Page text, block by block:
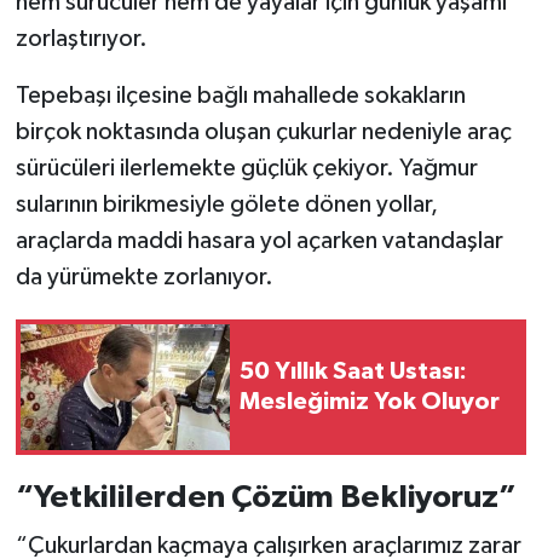
zorlaştırıyor.
Tepebaşı ilçesine bağlı mahallede sokakların
birçok noktasında oluşan çukurlar nedeniyle araç
sürücüleri ilerlemekte güçlük çekiyor. Yağmur
sularının birikmesiyle gölete dönen yollar,
araçlarda maddi hasara yol açarken vatandaşlar
da yürümekte zorlanıyor.
50 Yıllık Saat Ustası:
Mesleğimiz Yok Oluyor
“Yetkililerden Çözüm Bekliyoruz”
“Çukurlardan kaçmaya çalışırken araçlarımız zarar